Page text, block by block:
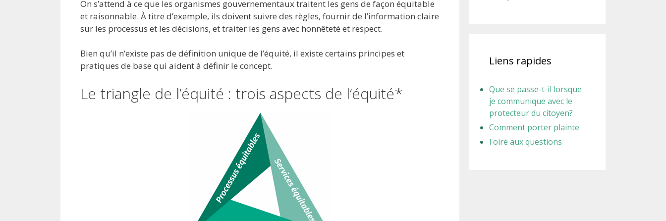
On s’attend à ce que les organismes gouvernementaux traitent les gens de façon équitable
et raisonnable. À titre d’exemple, ils doivent suivre des règles, fournir de l’information claire
sur les processus et les décisions, et traiter les gens avec honnêteté et respect.
Bien qu’il n’existe pas de définition unique de l’équité, il existe certains principes et
pratiques de base qui aident à définir le concept.
Le triangle de l’équité : trois aspects de l’équité*
Liens rapides
Que se passe-t-il lorsque
je communique avec le
protecteur du citoyen?
Comment porter plainte
Foire aux questions